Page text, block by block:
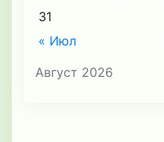
Август 2026
« Июл
31